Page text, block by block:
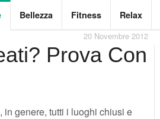
Bellezza Fitness Relax
20 Novembre 2012
Prova Con
genere, tutti i luoghi chiusi e